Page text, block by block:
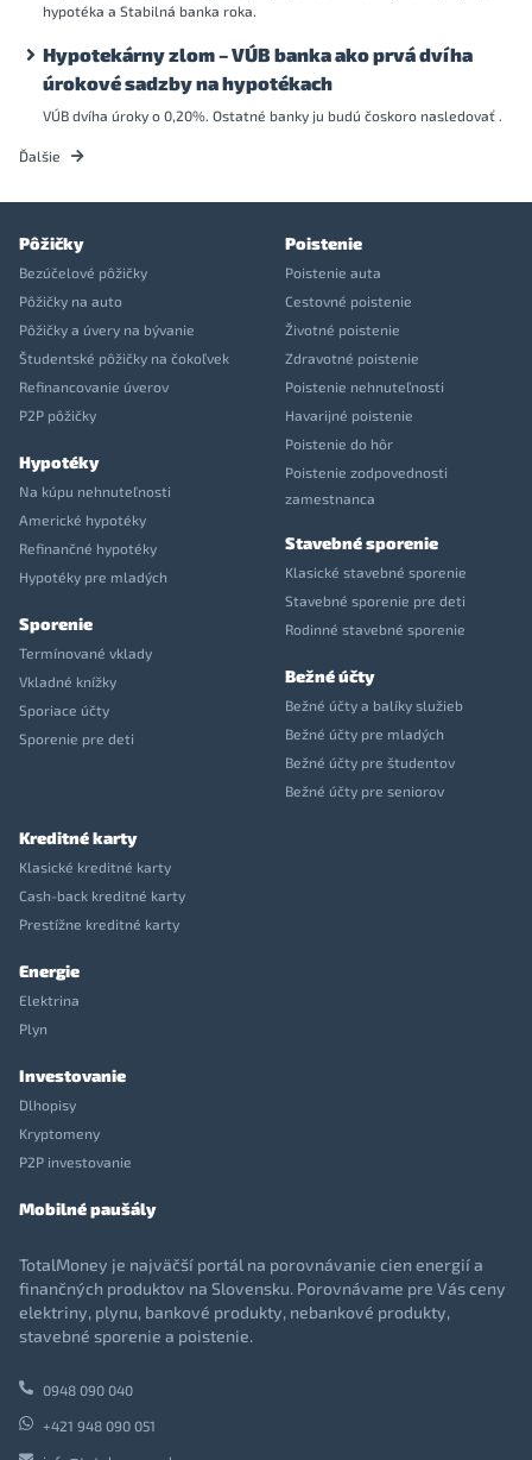
hypotéka a Stabilná banka roka.
Hypotekárny zlom – VÚB banka ako prvá dvíha
úrokové sadzby na hypotékach
VÚB dvíha úroky o 0,20%. Ostatné banky ju budú čoskoro nasledovať .
Ďalšie
Pôžičky
Bezúčelové pôžičky
Pôžičky na auto
Pôžičky a úvery na bývanie
Študentské pôžičky na čokoľvek
Refinancovanie úverov
P2P pôžičky
Hypotéky
Na kúpu nehnuteľnosti
Americké hypotéky
Refinančné hypotéky
Hypotéky pre mladých
Sporenie
Termínované vklady
Vkladné knížky
Sporiace účty
Sporenie pre deti
Poistenie
Poistenie auta
Cestovné poistenie
Životné poistenie
Zdravotné poistenie
Poistenie nehnuteľnosti
Havarijné poistenie
Poistenie do hôr
Poistenie zodpovednosti
zamestnanca
Stavebné sporenie
Klasické stavebné sporenie
Stavebné sporenie pre deti
Rodinné stavebné sporenie
Bežné účty
Bežné účty a balíky služieb
Bežné účty pre mladých
Bežné účty pre študentov
Bežné účty pre seniorov
Kreditné karty
Klasické kreditné karty
Cash-back kreditné karty
Prestížne kreditné karty
Energie
Elektrina
Plyn
Investovanie
Dlhopisy
Kryptomeny
P2P investovanie
Mobilné paušály
TotalMoney je najväčší portál na porovnávanie cien energií a
finančných produktov na Slovensku. Porovnávame pre Vás ceny
elektriny, plynu, bankové produkty, nebankové produkty,
stavebné sporenie a poistenie.
0948 090 040
+421 948 090 051